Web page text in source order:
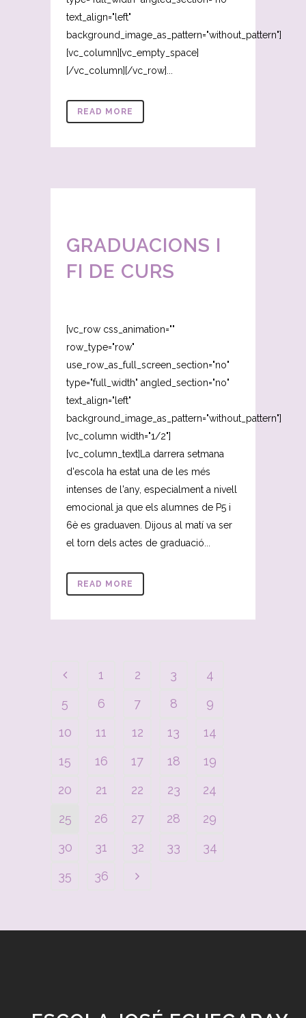
text_align="left"
background_image_as_pattern="without_pattern"]
[vc_column][vc_empty_space]
[/vc_column][/vc_row]...
READ MORE
GRADUACIONS I
FI DE CURS
[vc_row css_animation=""
row_type="row"
use_row_as_full_screen_section="no"
type="full_width" angled_section="no"
text_align="left"
background_image_as_pattern="without_pattern"]
[vc_column width="1/2"]
[vc_column_text]La darrera setmana
d'escola ha estat una de les més
intenses de l'any, especialment a nivell
emocional ja que els alumnes de P5 i
6è es graduaven. Dijous al matí va ser
el torn dels actes de graduació...
READ MORE
1 2 3
4
5
6 7 8
9
10
11 12 13
14
15
16 17 18
19
20
21 22 23
24
25
26 27 28
29
30
31 32 33
34
35
36